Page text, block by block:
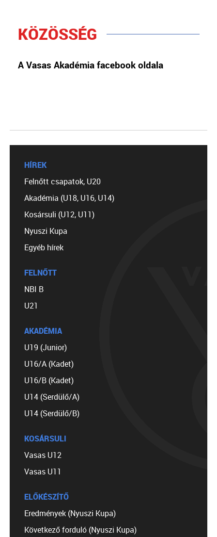
KÖZÖSSÉG
A Vasas Akadémia facebook oldala
HÍREK
Felnőtt csapatok, U20
Akadémia (U18, U16, U14)
Kosársuli (U12, U11)
Nyuszi Kupa
Egyéb hírek
FELNŐTT
NBI B
U21
AKADÉMIA
U19 (Junior)
U16/A (Kadet)
U16/B (Kadet)
U14 (Serdülő/A)
U14 (Serdülő/B)
KOSÁRSULI
Vasas U12
Vasas U11
ELŐKÉSZÍTŐ
Eredmények (Nyuszi Kupa)
Következő forduló (Nyuszi Kupa)